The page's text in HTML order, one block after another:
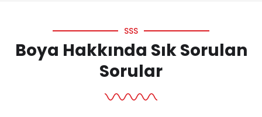
SSS
Boya Hakkında Sık Sorulan
Sorular